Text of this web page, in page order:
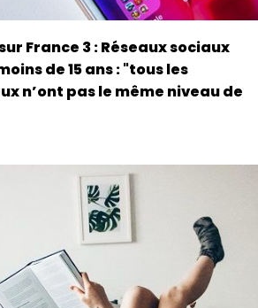
France 3 : Réseaux sociaux
de 15 ans : "tous les
n’ont pas le même niveau de